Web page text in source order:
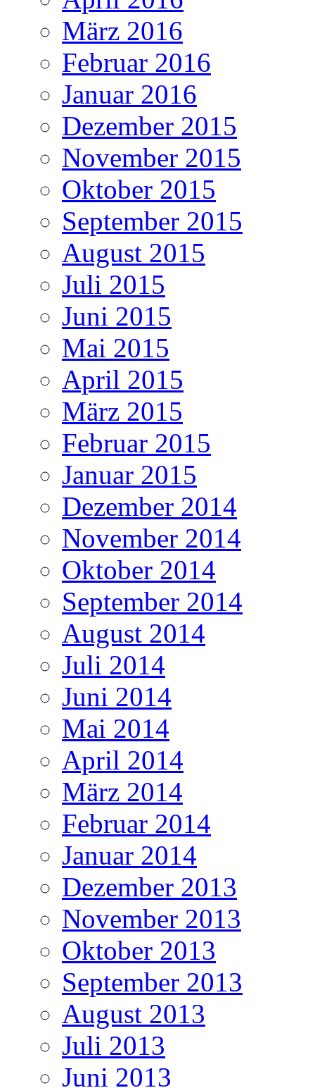
März 2016
Februar 2016
Januar 2016
Dezember 2015
November 2015
Oktober 2015
September 2015
August 2015
Juli 2015
Juni 2015
Mai 2015
April 2015
März 2015
Februar 2015
Januar 2015
Dezember 2014
November 2014
Oktober 2014
September 2014
August 2014
Juli 2014
Juni 2014
Mai 2014
April 2014
März 2014
Februar 2014
Januar 2014
Dezember 2013
November 2013
Oktober 2013
September 2013
August 2013
Juli 2013
Juni 2013